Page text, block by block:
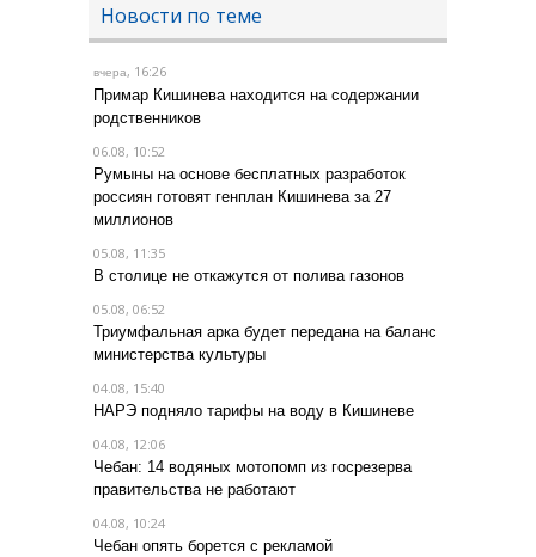
Новости по теме
вчера, 16:26
Примар Кишинева находится на содержании
родственников
06.08, 10:52
Румыны на основе бесплатных разработок
россиян готовят генплан Кишинева за 27
миллионов
05.08, 11:35
В столице не откажутся от полива газонов
05.08, 06:52
Триумфальная арка будет передана на баланс
министерства культуры
04.08, 15:40
НАРЭ подняло тарифы на воду в Кишиневе
04.08, 12:06
Чебан: 14 водяных мотопомп из госрезерва
правительства не работают
04.08, 10:24
Чебан опять борется с рекламой